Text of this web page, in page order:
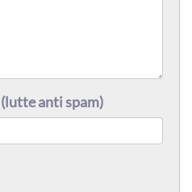
(lutte anti spam)